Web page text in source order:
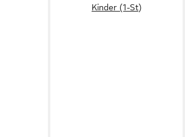
Kinder (1-St)